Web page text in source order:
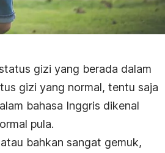
gizi yang berada dalam
gizi yang normal, tentu saja
bahasa Inggris dikenal
pula.
bahkan sangat gemuk,